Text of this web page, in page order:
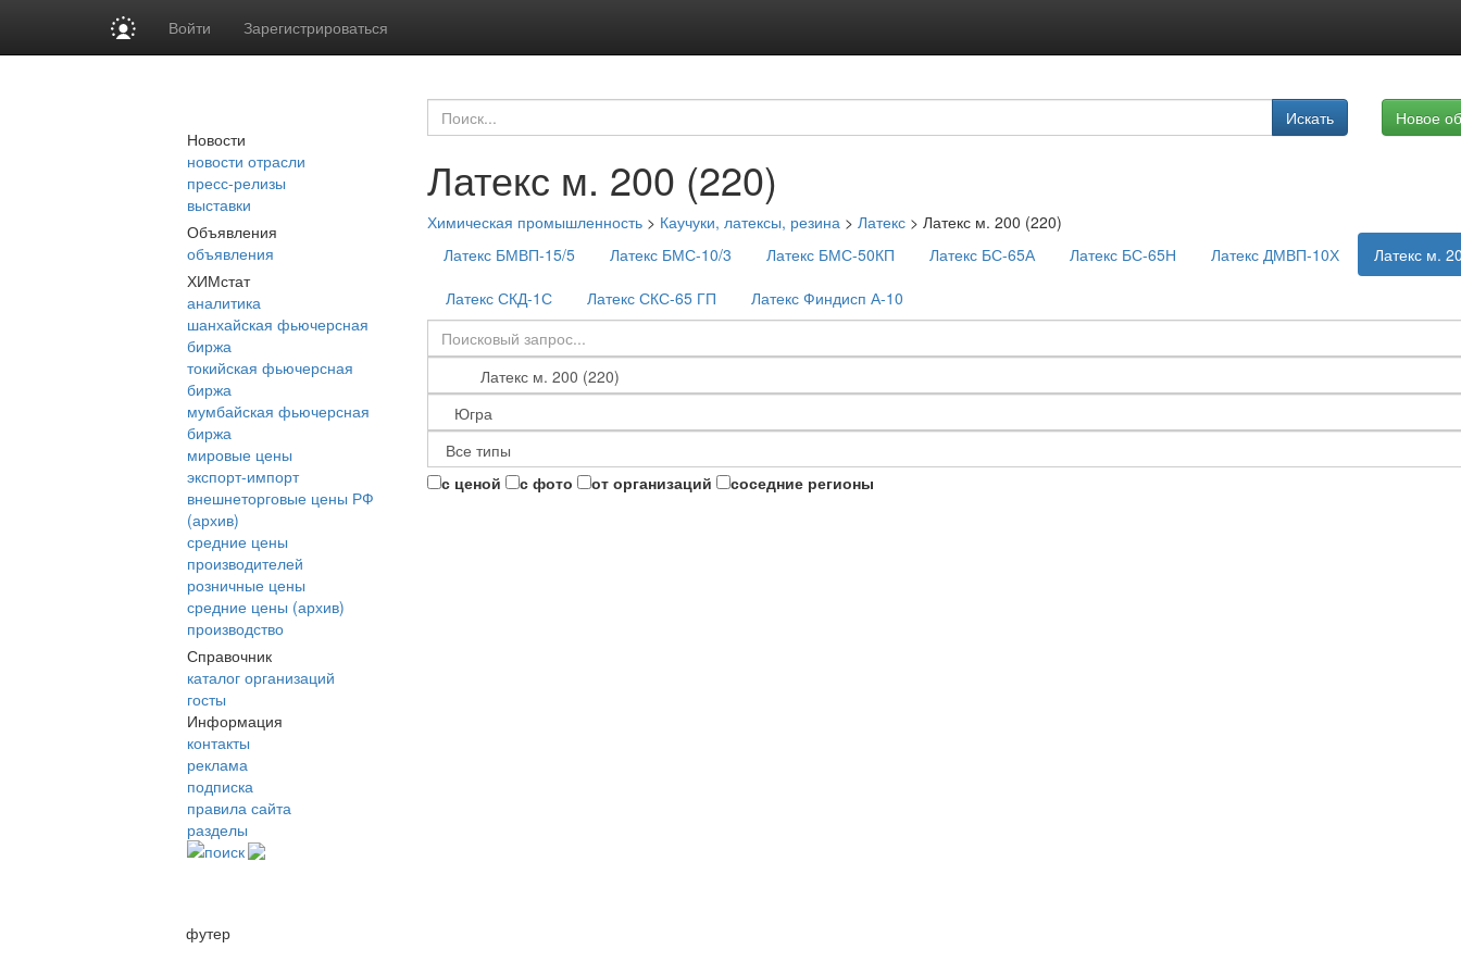
Войти Зарегистрироваться
Новости
новости отрасли
пресс-релизы
выставки
Объявления
объявления
ХИМстат
аналитика
шанхайская фьючерсная
биржа
токийская фьючерсная
биржа
мумбайская фьючерсная
биржа
мировые цены
экспорт-импорт
внешнеторговые цены РФ
(архив)
средние цены
производителей
розничные цены
средние цены (архив)
производство
Справочник
каталог организаций
госты
Информация
контакты
реклама
подписка
правила сайта
разделы
поиск
Искать Новое
Латекс м. 200 (220)
Химическая промышленность > Каучуки, латексы, резина > Латекс > Латекс м. 200 (220)
Латекс БМВП-15/5
Латекс БМС-10/3 Латекс БМС-50КП Латекс БС-65А Латекс БС-65Н Латекс ДМВП-10Х
Латекс м.
Латекс СКД-1С
Латекс СКС-65 ГП Латекс Финдисп А-10
с ценой с фото от организаций соседние регионы
футер